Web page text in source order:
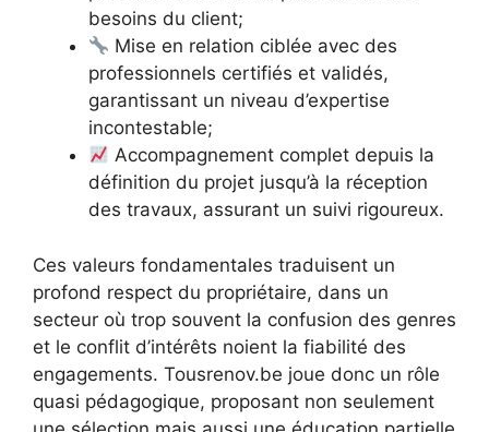
besoins du client;
Mise en relation ciblée avec des
professionnels certifiés et validés,
garantissant un niveau d’expertise
incontestable;
Accompagnement complet depuis la
définition du projet jusqu’à la réception
des travaux, assurant un suivi rigoureux.
Ces valeurs fondamentales traduisent un
profond respect du propriétaire, dans un
secteur où trop souvent la confusion des genres
et le conflit d’intérêts noient la fiabilité des
engagements. Tousrenov.be joue donc un rôle
quasi pédagogique, proposant non seulement